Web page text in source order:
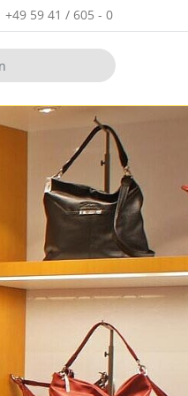
+49 59 41 / 605 - 0